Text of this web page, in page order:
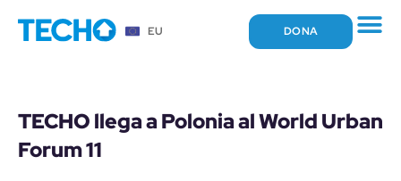
EU DONA
TECHO llega a Polonia al World Urban
Forum 11